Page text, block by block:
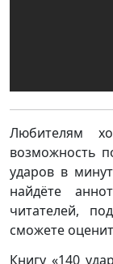
Любителям
возможность
ударов в
найдёте
читателей,
сможете
Книгу «140